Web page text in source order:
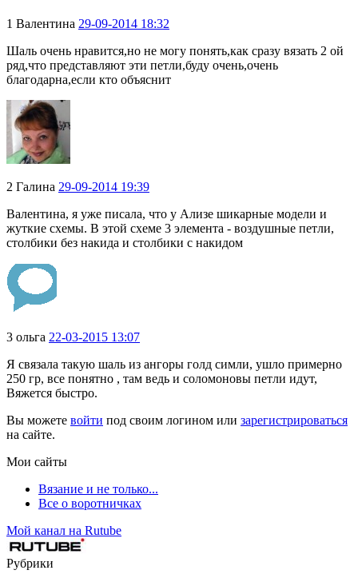
1 Валентина 29-09-2014 18:32
Шаль очень нравится,но не могу понять,как сразу вязать 2 ой
ряд,что представляют эти петли,буду очень,очень
благодарна,если кто объяснит
2 Галина 29-09-2014 19:39
Валентина, я уже писала, что у Ализе шикарные модели и
жуткие схемы. В этой схеме 3 элемента - воздушные петли,
столбики без накида и столбики с накидом
3 ольга 22-03-2015 13:07
Я связала такую шаль из ангоры голд симли, ушло примерно
250 гр, все понятно , там ведь и соломоновы петли идут,
Вяжется быстро.
Вы можете войти под своим логином или зарегистрироваться
на сайте.
Мои сайты
Вязание и не только...
Все о воротничках
Мой канал на Rutube
Рубрики